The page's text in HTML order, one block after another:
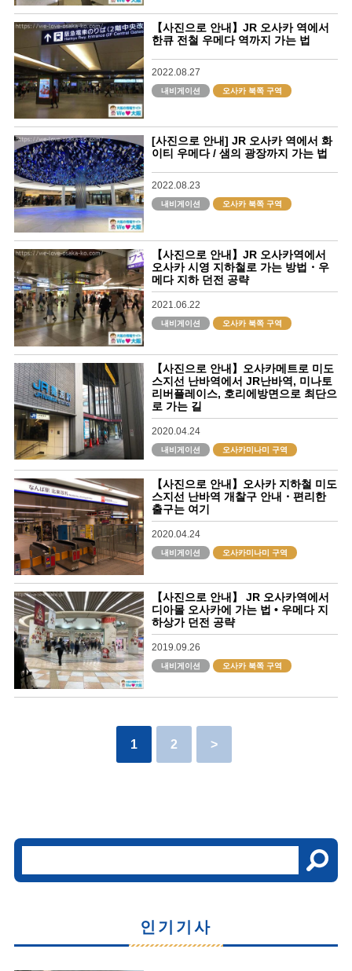
【사진으로 안내】JR 오사카 역에서
한큐 전철 우메다 역까지 가는 법
2022.08.27
내비게이션 오사카 북쪽 구역
[사진으로 안내] JR 오사카 역에서 화
이티 우메다 / 샘의 광장까지 가는 법
2022.08.23
내비게이션 오사카 북쪽 구역
【사진으로 안내】JR 오사카역에서
오사카 시영 지하철로 가는 방법・우
메다 지하 던전 공략
2021.06.22
내비게이션 오사카 북쪽 구역
【사진으로 안내】오사카메트로 미도
스지선 난바역에서 JR난바역, 미나토
리버플레이스, 호리에방면으로 최단으
로 가는 길
2020.04.24
내비게이션 오사카미나미 구역
【사진으로 안내】오사카 지하철 미도
스지선 난바역 개찰구 안내・편리한
출구는 여기
2020.04.24
내비게이션 오사카미나미 구역
【사진으로 안내】 JR 오사카역에서
디아몰 오사카에 가는 법 • 우메다 지
하상가 던전 공략
2019.09.26
내비게이션 오사카 북쪽 구역
1 2 >
인기기사